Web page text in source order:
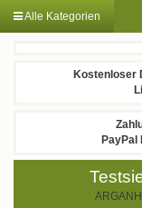
Kostenloser
Alle Kategorien